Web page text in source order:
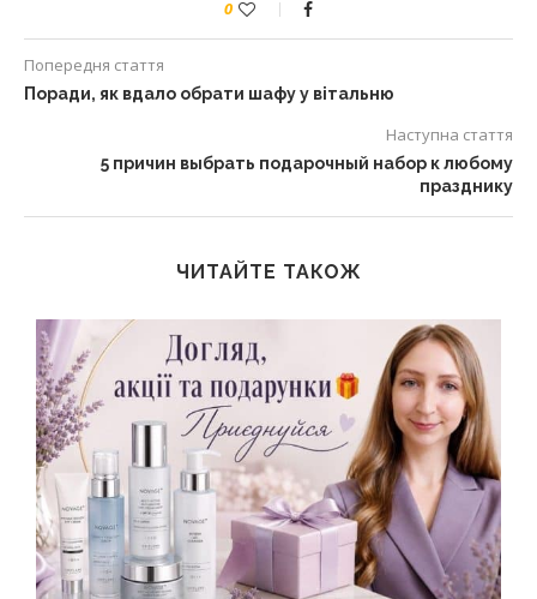
0
Попередня стаття
Поради, як вдало обрати шафу у вітальню
Наступна стаття
5 причин выбрать подарочный набор к любому
празднику
ЧИТАЙТЕ ТАКОЖ